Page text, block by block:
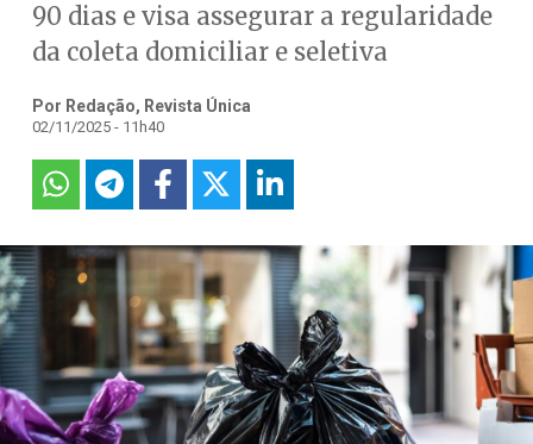
90 dias e visa assegurar a regularidade
da coleta domiciliar e seletiva
Por Redação, Revista Única
02/11/2025 - 11h40